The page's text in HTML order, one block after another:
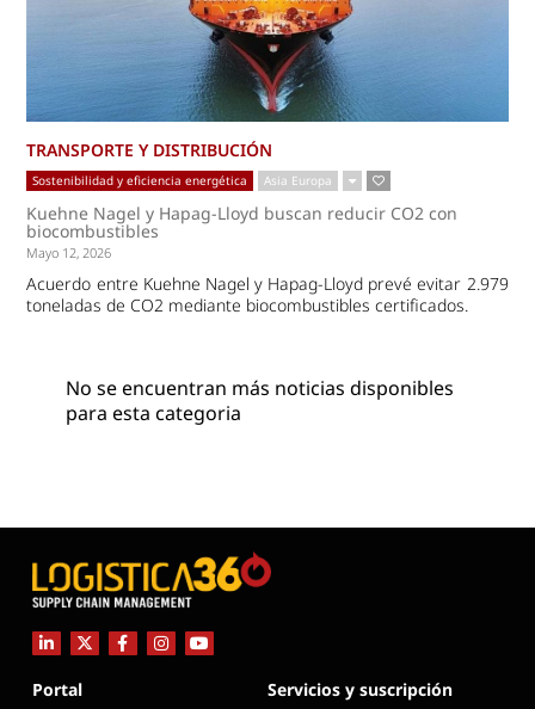
TRANSPORTE Y DISTRIBUCIÓN
Sostenibilidad y eficiencia energética Asia Europa
Kuehne Nagel y Hapag-Lloyd buscan reducir CO2 con
biocombustibles
Mayo 12, 2026
Acuerdo entre Kuehne Nagel y Hapag-Lloyd prevé evitar 2.979
toneladas de CO2 mediante biocombustibles certificados.
No se encuentran más noticias disponibles
para esta categoria
Portal Servicios y suscripción